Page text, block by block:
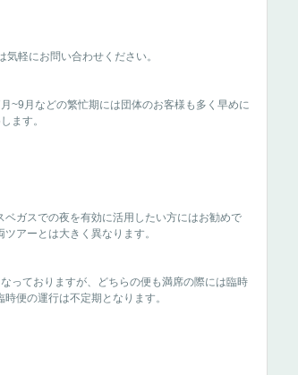
軽にお問い合わせください。
~9月などの繁忙期には団体のお客様も多く早めに
ます。
ガスでの夜を有効に活用したい方にはお勧めで
アーとは大きく異なります。
っておりますが、どちらの便も満席の際には臨時
便の運行は不定期となります。